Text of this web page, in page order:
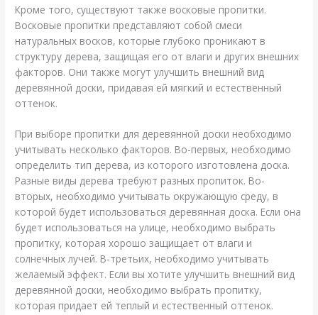
Кроме того, существуют также восковые пропитки.
Восковые пропитки представляют собой смеси
натуральных восков, которые глубоко проникают в
структуру дерева, защищая его от влаги и других внешних
факторов. Они также могут улучшить внешний вид
деревянной доски, придавая ей мягкий и естественный
оттенок.
При выборе пропитки для деревянной доски необходимо
учитывать несколько факторов. Во-первых, необходимо
определить тип дерева, из которого изготовлена доска.
Разные виды дерева требуют разных пропиток. Во-
вторых, необходимо учитывать окружающую среду, в
которой будет использоваться деревянная доска. Если она
будет использоваться на улице, необходимо выбрать
пропитку, которая хорошо защищает от влаги и
солнечных лучей. В-третьих, необходимо учитывать
желаемый эффект. Если вы хотите улучшить внешний вид
деревянной доски, необходимо выбрать пропитку,
которая придает ей теплый и естественный оттенок.